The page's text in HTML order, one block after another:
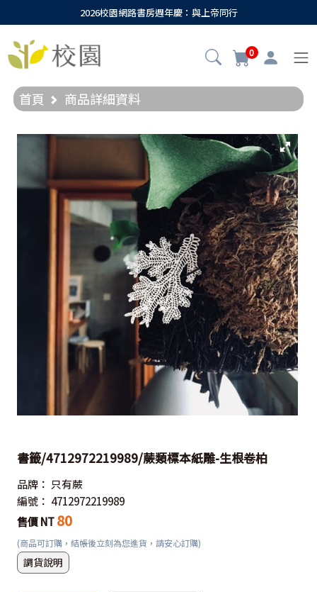
2026校園網路書房週年慶：與上帝同行
0
首頁 商品詳細資料
書籤/4712972219989/蕨類標本紙雕-生根卷柏
品牌： 只有蕨
編號： 4712972219989
售價 NT 80
(商品可訂購，結帳後立刻為您進貨，請安心訂購)
調貨說明